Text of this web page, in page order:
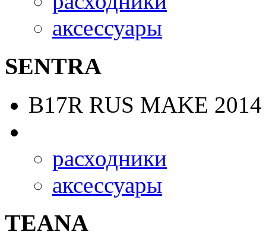
аксессуары
SENTRA
B17R RUS MAKE
расходники
аксессуары
TEANA